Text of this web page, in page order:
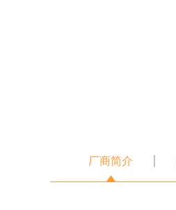
厂商简介